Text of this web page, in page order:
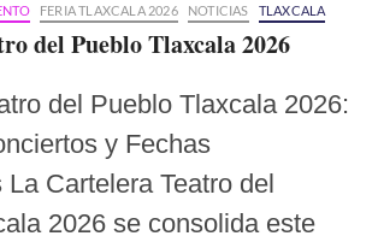
FERIA TLAXCALA 2026 NOTICIAS TLAXCALA
del Pueblo Tlaxcala 2026
del Pueblo Tlaxcala 2026:
y Fechas
Cartelera Teatro del
2026 se consolida este